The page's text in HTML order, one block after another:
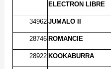
ELECTRON LIBRE
34962 JUMALO II
28746 ROMANCIE
28922 KOOKABURRA